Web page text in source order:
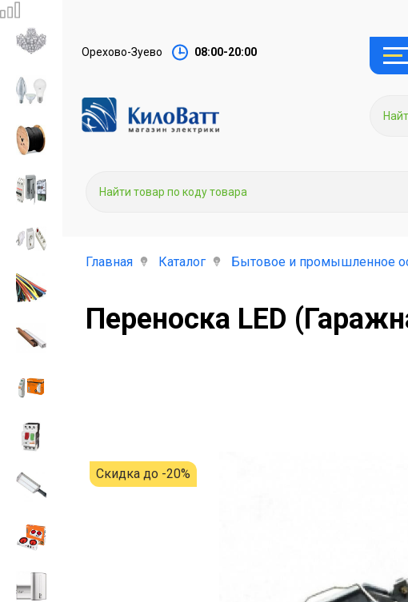
Орехово-Зуево 08:00-20:00
Главная Каталог Бытовое и промышленное
Переноска LED
Скидка до -20%